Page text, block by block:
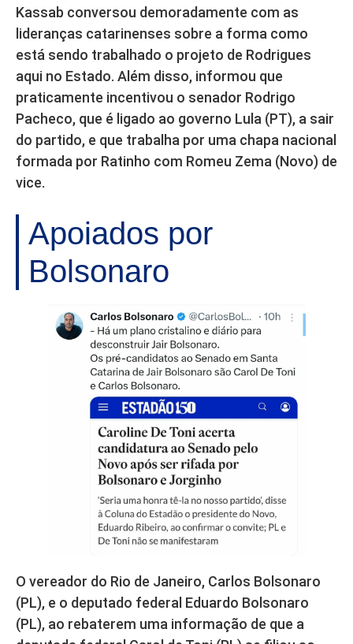
Kassab conversou demoradamente com as
lideranças catarinenses sobre a forma como
está sendo trabalhado o projeto de Rodrigues
aqui no Estado. Além disso, informou que
praticamente incentivou o senador Rodrigo
Pacheco, que é ligado ao governo Lula (PT), a sair
do partido, e que trabalha por uma chapa nacional
formada por Ratinho com Romeu Zema (Novo) de
vice.
Apoiados por
Bolsonaro
O vereador do Rio de Janeiro, Carlos Bolsonaro
(PL), e o deputado federal Eduardo Bolsonaro
(PL), ao rebaterem uma informação de que a